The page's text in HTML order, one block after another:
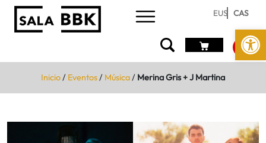
Abrir
EUS CAS
Inicio/ Eventos/ Música/ Merina Gris + J Martina